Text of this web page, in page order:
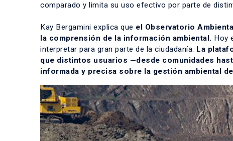
comparado y limita su uso efectivo por parte de
Kay Bergamini explica que el Observatorio
la comprensión de la información ambiental. Hoy
interpretar para gran parte de la ciudadanía. La
que distintos usuarios —desde comunidades
informada y precisa sobre la gestión ambiental